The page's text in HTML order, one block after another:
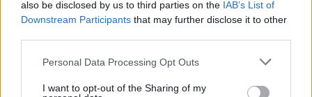
also be disclosed by us to third parties on the IAB’s List of
Downstream Participants that may further disclose it to other
Personal Data Processing Opt Outs
I want to opt-out of the Sharing of my